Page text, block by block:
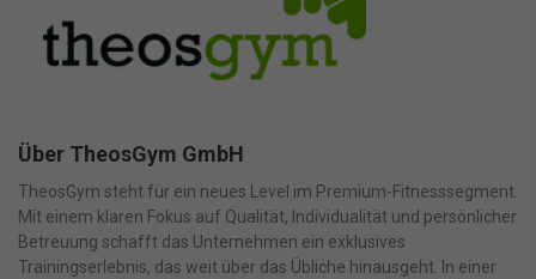
Über TheosGym GmbH
TheosGym steht für ein neues Level im Premium-Fitnesssegment.
Mit einem klaren Fokus auf Qualität, Individualität und persönlicher
Betreuung schafft das Unternehmen ein exklusives
Trainingserlebnis, das weit über das Übliche hinausgeht. In einer